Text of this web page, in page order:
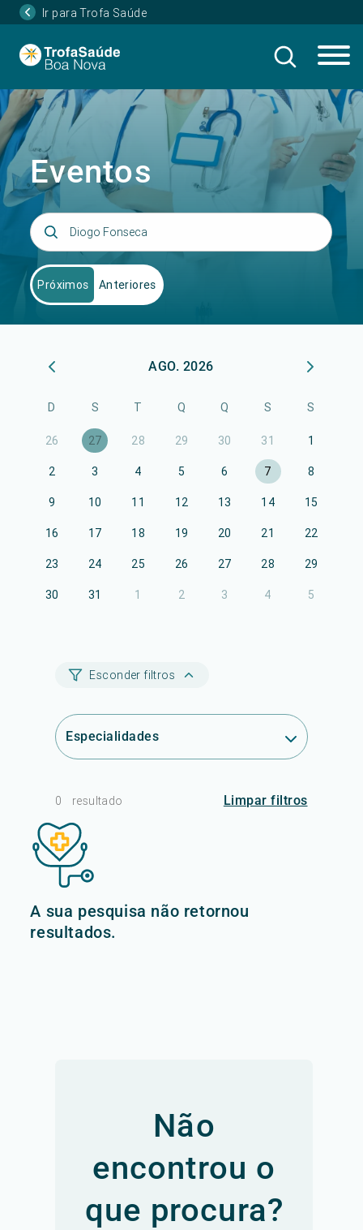
Ir para Trofa Saúde
Eventos
Próximos Anteriores
AGO. 2026
D S T Q Q S S
26 27 28 29 30 31 1
2 3 4 5 6 7 8
9 10 11 12 13 14 15
16 17 18 19 20 21 22
23 24 25 26 27 28 29
30 31 1 2 3 4 5
Esconder filtros
Especialidades
0 resultado Limpar filtros
A sua pesquisa não retornou
resultados.
Não
encontrou o
que procura?